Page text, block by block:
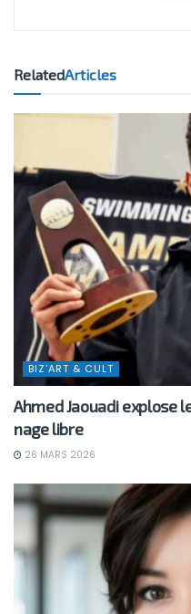
RelatedArticles
BIZ'ART & CULT
Ahmed Jaouadi explose
nage libre
26 MARS 2026